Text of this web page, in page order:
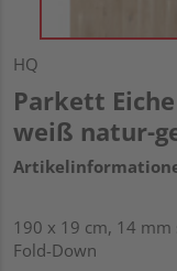
HQ
Parkett
weiß natur-
190 x 19 cm, 14 mm
Fold-Down